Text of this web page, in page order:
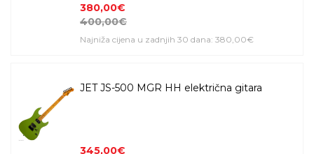
380,00€
400,00€
Najniža cijena u zadnjih 30 dana: 380,00€
JET JS-500 MGR HH električna gitara
345,00€